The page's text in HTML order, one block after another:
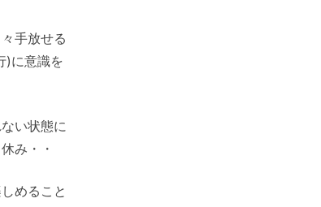
手放せる
)に意識を
い状態に
み・・
めること